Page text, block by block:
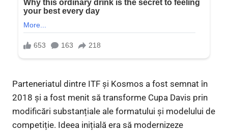
Parteneriatul dintre ITF și Kosmos a fost semnat în
2018 și a fost menit să transforme Cupa Davis prin
modificări substanțiale ale formatului și modelului de
competiție. Ideea inițială era să modernizeze